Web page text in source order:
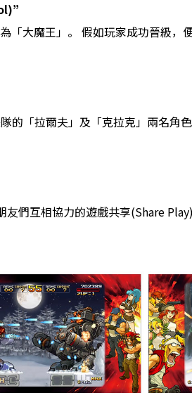
「大魔王」。 假如玩家成功晉級，
的「拉爾夫」及「克拉克」兩名角
們互相協力的遊戲共享(Share